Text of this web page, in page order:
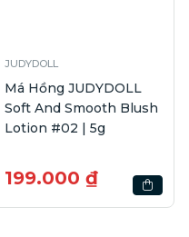
JUDYDOLL
Má Hồng JUDYDOLL
Soft And Smooth Blush
Lotion #02 | 5g
199.000 ₫